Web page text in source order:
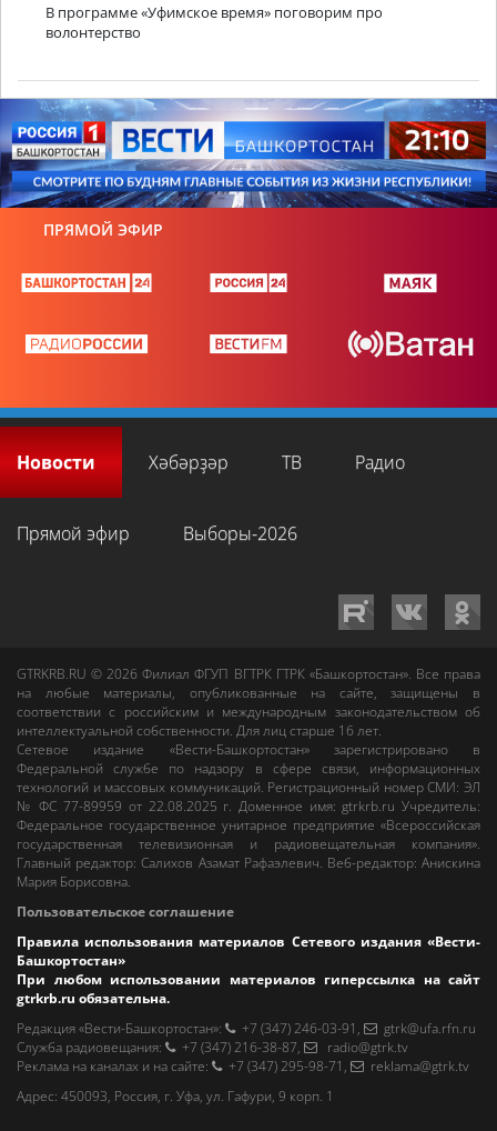
В программе «Уфимское время» поговорим про
волонтерство
ПРЯМОЙ ЭФИР
Новости Хәбәрҙәр ТВ Радио
Прямой эфир Выборы-2026
GTRKRB.RU © 2026Филиал ФГУП ВГТРК ГТРК «Башкортостан». Все права
на любые материалы, опубликованные на сайте, защищены в
соответствии с российским и международным законодательством об
интеллектуальной собственности. Для лиц старше 16 лет.
Сетевое издание «Вести-Башкортостан»зарегистрировано в
Федеральной службе по надзору в сфере связи, информационных
технологий и массовых коммуникаций. Регистрационный номер СМИ: ЭЛ
№ ФС 77-89959 от 22.08.2025 г. Доменное имя:gtrkrb.ru Учредитель:
Федеральное государственное унитарное предприятие «Всероссийская
государственная телевизионная и радиовещательная компания».
Главный редактор:Салихов Азамат Рафаэлевич. Веб-редактор:Анискина
Мария Борисовна.
Пользовательское соглашение
Правила использования материалов Сетевого издания «Вести-
Башкортостан»
При любом использовании материалов гиперссылка на сайт
gtrkrb.ru обязательна.
Редакция «Вести-Башкортостан»: +7 (347) 246-03-91 ,
gtrk@ufa.rfn.ru
Cлужба радиовещания: +7 (347) 216-38-87,
radio@gtrk.tv
Реклама на каналах и на сайте: +7 (347) 295-98-71 ,
reklama@gtrk.tv
Адрес: 450093, Россия, г. Уфа, ул. Гафури, 9 корп. 1